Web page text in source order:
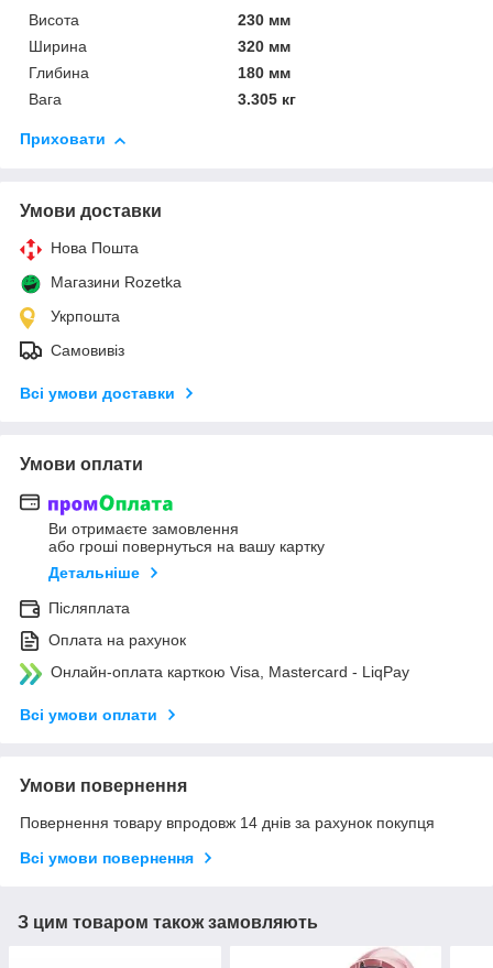
Висота
230 мм
Ширина
320 мм
Глибина
180 мм
Вага
3.305 кг
Приховати
Умови доставки
Нова Пошта
Магазини Rozetka
Укрпошта
Самовивіз
Всі умови доставки
Умови оплати
Ви отримаєте замовлення
або гроші повернуться на вашу картку
Детальніше
Післяплата
Оплата на рахунок
Онлайн-оплата карткою Visa, Mastercard - LiqPay
Всі умови оплати
Умови повернення
Повернення товару впродовж 14 днів за рахунок покупця
Всі умови повернення
З цим товаром також замовляють